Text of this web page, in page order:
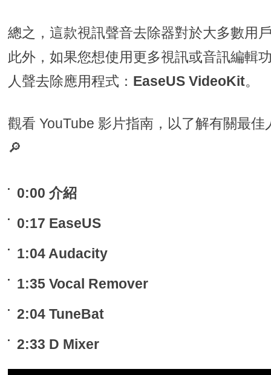
總之，這款視訊聲音去除器對於大多數用
此外，如果您想使用更多視訊或音訊編輯
人聲去除應用程式： EaseUS VideoKit。
觀看 YouTube 影片指南，以了解有關最
🔎
0:00 介紹
0:17 EaseUS
1:04 Audacity
1:35 Vocal Remover
2:04 TuneBat
2:33 D Mixer